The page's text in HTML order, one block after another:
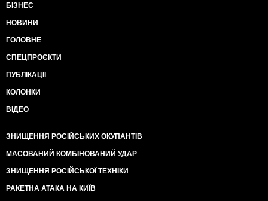
БІЗНЕС
НОВИНИ
ГОЛОВНЕ
СПЕЦПРОЄКТИ
ПУБЛІКАЦІЇ
КОЛОНКИ
ВІДЕО
ЗНИЩЕННЯ РОСІЙСЬКИХ ОКУПАНТІВ
МАСОВАНИЙ КОМБІНОВАНИЙ УДАР
ЗНИЩЕННЯ РОСІЙСЬКОЇ ТЕХНІКИ
РАКЕТНА АТАКА НА КИЇВ